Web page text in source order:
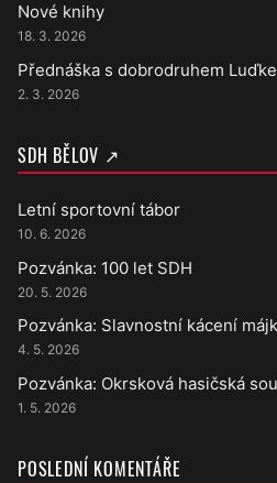
Nové knihy
18. 3. 2026
Přednáška s dobrodruhem
2. 3. 2026
SDH BĚLOV ↗
Letní sportovní tábor
10. 6. 2026
Pozvánka: 100 let SDH
20. 5. 2026
Pozvánka: Slavnostní kácení
4. 5. 2026
Pozvánka: Okrsková hasičská
1. 5. 2026
POSLEDNÍ KOMENTÁŘE